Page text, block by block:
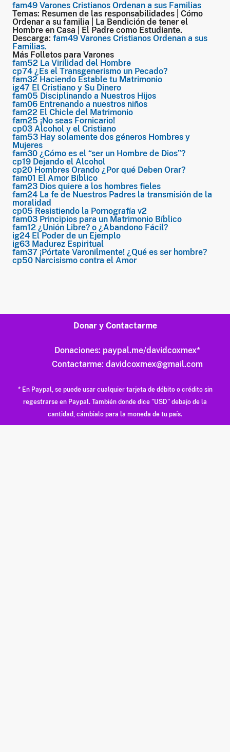
fam49 Varones Cristianos Ordenan a sus Familias
Temas: Resumen de las responsabilidades | Cómo
Ordenar a su familia | La Bendición de tener el
Hombre en Casa | El Padre como Estudiante.
Descarga: fam49 Varones Cristianos Ordenan a sus
Familias.
Más Folletos para Varones
fam52 La Virilidad del Hombre
cp74 ¿Es el Transgenerismo un Pecado?
fam32 Haciendo Estable tu Matrimonio
ig47 El Cristiano y Su Dinero
fam05 Disciplinando a Nuestros Hijos
fam06 Entrenando a nuestros niños
fam22 El Chicle del Matrimonio
fam25 ¡No seas Fornicario!
cp03 Alcohol y el Cristiano
fam53 Hay solamente dos géneros Hombres y
Mujeres
fam30 ¿Cómo es el “ser un Hombre de Dios”?
cp19 Dejando el Alcohol
cp20 Hombres Orando ¿Por qué Deben Orar?
fam01 El Amor Bíblico
fam23 Dios quiere a los hombres fieles
fam24 La fe de Nuestros Padres la transmisión de la
moralidad
cp05 Resistiendo la Pornografía v2
fam03 Principios para un Matrimonio Bíblico
fam12 ¿Unión Libre? o ¿Abandono Fácil?
ig24 El Poder de un Ejemplo
ig63 Madurez Espiritual
fam37 ¡Pórtate Varonilmente! ¿Qué es ser hombre?
cp50 Narcisismo contra el Amor
Donar y Contactarme
Donaciones: paypal.me/davidcoxmex*
Contactarme: davidcoxmex@gmail.com
* En Paypal, se puede usar cualquier tarjeta de débito o crédito sin
regestrarse en Paypal. También donde dice "USD" debajo de la
cantidad, cámbialo para la moneda de tu país.